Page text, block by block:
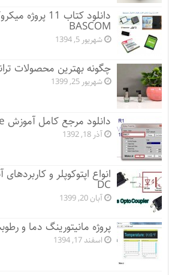
BASCOM
شهریور 5, 1394
چگونه بهترین محصولات
شهریور 25, 1399
دانلود مرجع کامل آموزش OrCAD PSpice
آذر 18, 1392
DC
آبان 20, 1399
پروژه مانيتورينگ دما و
اسفند 17, 1394